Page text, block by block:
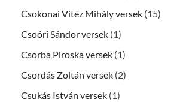
Csokonai Vitéz Mihály versek (15)
Csoóri Sándor versek (1)
Csorba Piroska versek (1)
Csordás Zoltán versek (2)
Csukás István versek (1)